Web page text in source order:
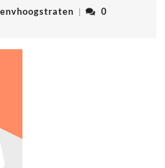
cdenvhoogstraten
0